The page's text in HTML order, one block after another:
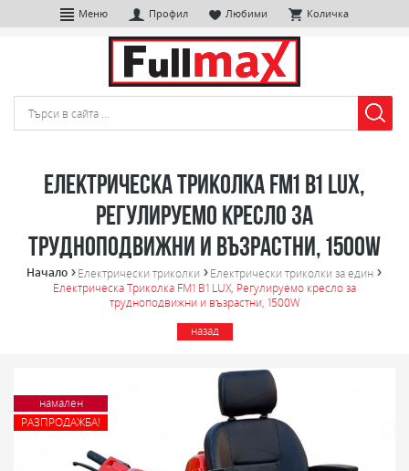
Меню Профил Любими Количка
Електрическа Триколка FM1 B1 LUX,
Регулируемо кресло за
трудноподвижни и възрастни, 1500W
Начало Електрически триколки
Електрически триколки за един
Електрическа Триколка FM1 B1 LUX, Регулируемо кресло за
трудноподвижни и възрастни, 1500W
назад
намален
РАЗПРОДАЖБА!